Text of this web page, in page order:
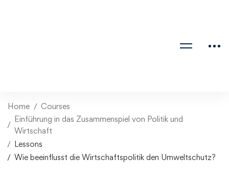
Home
Courses
Einführung in das Zusammenspiel von Politik und
Wirtschaft
Lessons
Wie beeinflusst die Wirtschaftspolitik den Umweltschutz?